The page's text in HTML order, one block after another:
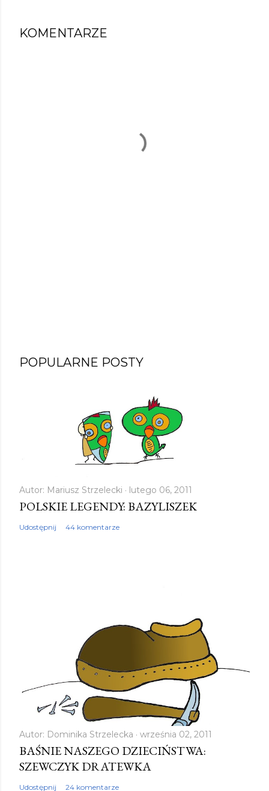
KOMENTARZE
POPULARNE POSTY
Autor: Mariusz Strzelecki lutego 06, 2011
POLSKIE LEGENDY: BAZYLISZEK
Udostępnij 44 komentarze
Autor: Dominika Strzelecka września 02, 2011
BAŚNIE NASZEGO DZIECIŃSTWA:
SZEWCZYK DRATEWKA
Udostępnij 24 komentarze